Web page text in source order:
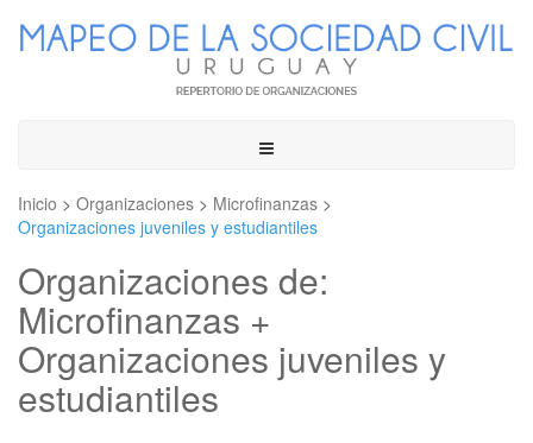
Toggle
Inicio > Organizaciones > Microfinanzas >
Organizaciones juveniles y estudiantiles
Organizaciones de:
Microfinanzas +
Organizaciones juveniles y
estudiantiles